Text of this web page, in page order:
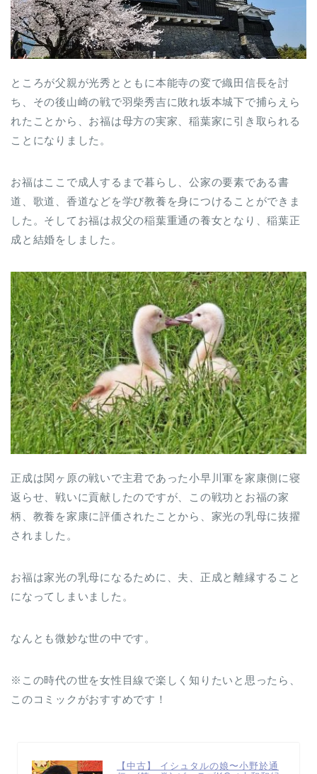
ところが父親が光秀とともに本能寺の変で織田信長を討
ち、その後山崎の戦で羽柴秀吉に敗れ坂本城下で捕らえら
れたことから、お福は母方の実家、稲葉家に引き取られる
ことになりました。
お福はここで成人するまで暮らし、公家の要素である書
道、歌道、香道などを学び教養を身につけることができま
した。そしてお福は叔父の稲葉重通の養女となり、稲葉正
成と結婚をしました。
正成は関ヶ原の戦いで主君であった小早川軍を家康側に寝
返らせ、戦いに貢献したのですが、この戦功とお福の家
柄、教養を家康に評価されたことから、家光の乳母に抜擢
されました。
お福は家光の乳母になるために、夫、正成と離縁すること
になってしまいました。
なんとも微妙な世の中です。
※この時代の世を女性目線で楽しく知りたいと思ったら、
このコミックがおすすめです！
【中古】 イシュタルの娘〜小野於通